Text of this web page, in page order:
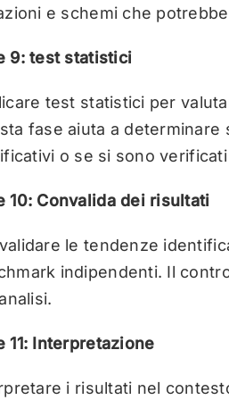
e schemi che
9: test statistici
test statistici per
fase aiuta a
o se si sono
10: Convalida dei risultati
le tendenze
indipendenti. Il
11: Interpretazione
i risultati nel